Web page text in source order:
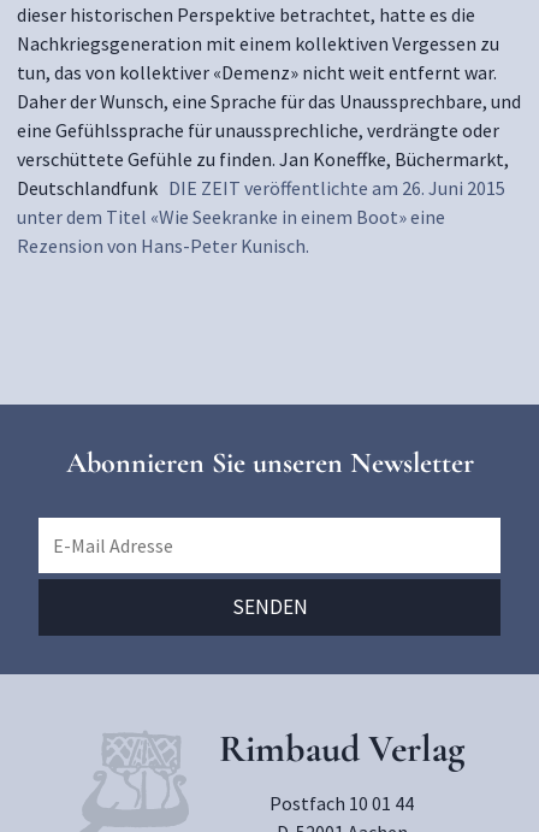
dieser historischen Perspektive betrachtet, hatte es die
Nachkriegsgeneration mit einem kollektiven Vergessen zu
tun, das von kollektiver «Demenz» nicht weit entfernt war.
Daher der Wunsch, eine Sprache für das Unaussprechbare, und
eine Gefühlssprache für unaussprechliche, verdrängte oder
verschüttete Gefühle zu finden. Jan Koneffke, Büchermarkt,
Deutschlandfunk DIE ZEIT veröffentlichte am 26. Juni 2015
unter dem Titel «Wie Seekranke in einem Boot» eine
Rezension von Hans-Peter Kunisch.
Abonnieren Sie unseren Newsletter
Rimbaud Verlag
Postfach 10 01 44